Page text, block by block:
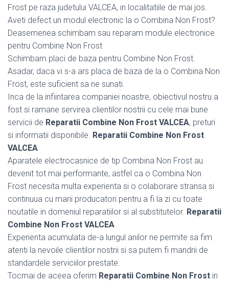
Frost pe raza judetului VALCEA, in localitatiile de mai jos.
Aveti defect un modul electronic la o Combina Non Frost?
Deasemenea schimbam sau reparam module electronice
pentru Combine Non Frost
Schimbam placi de baza pentru Combine Non Frost.
Asadar, daca vi s-a ars placa de baza de la o Combina Non
Frost, este suficient sa ne sunati.
Inca de la infiintarea companiei noastre, obiectivul nostru a
fost si ramane servirea clientilor nostrii cu cele mai bune
servicii de Reparatii Combine Non Frost VALCEA, preturi
si informatii disponibile. Reparatii Combine Non Frost
VALCEA
Aparatele electrocasnice de tip Combina Non Frost au
devenit tot mai performante, astfel ca o Combina Non
Frost necesita multa experienta si o colaborare stransa si
continuua cu marii producatori pentru a fi la zi cu toate
noutatile in domeniul reparatiilor si al substitutelor. Reparatii
Combine Non Frost VALCEA
Experienta acumulata de-a lungul anilor ne permite sa fim
atenti la nevoile clientilor nostrii si sa putem fi mandrii de
standardele serviciilor prestate.
Tocmai de aceea oferim Reparatii Combine Non Frost in